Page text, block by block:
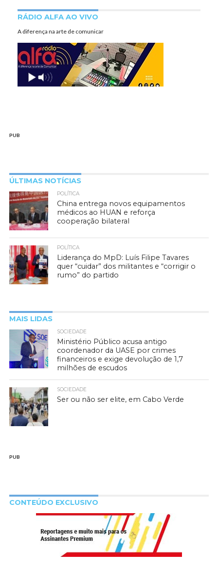
RÁDIO ALFA AO VIVO
A diferença na arte de comunicar
PUB
ÚLTIMAS NOTÍCIAS
POLÍTICA
China entrega novos equipamentos
médicos ao HUAN e reforça
cooperação bilateral
POLÍTICA
Liderança do MpD: Luís Filipe Tavares
quer “cuidar” dos militantes e “corrigir o
rumo” do partido
MAIS LIDAS
SOCIEDADE
Ministério Público acusa antigo
coordenador da UASE por crimes
financeiros e exige devolução de 1,7
milhões de escudos
SOCIEDADE
Ser ou não ser elite, em Cabo Verde
PUB
CONTEÚDO EXCLUSIVO